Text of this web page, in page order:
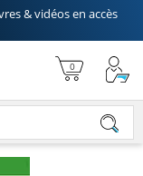
& vidéos en accès